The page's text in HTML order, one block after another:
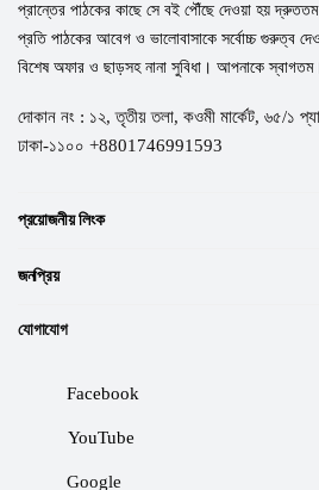
প্রান্তের পাঠকের কাছে সে বই পৌঁছে দেওয়া হয়
প্রতি পাঠকের আবেগ ও ভালোবাসাকে সর্বোচ্চ গুরুত্ব
বিশেষ অফার ও ছাড়সহ নানা সুবিধা। আপনাকে
দোকান নং : ১২, তৃতীয় তলা, কওমী মার্কেট, ৬৫/১
ঢাকা-১১০০ +8801746991593
প্রয়োজনীয় লিংক
জনপ্রিয়
যোগাযোগ
Facebook
YouTube
Google